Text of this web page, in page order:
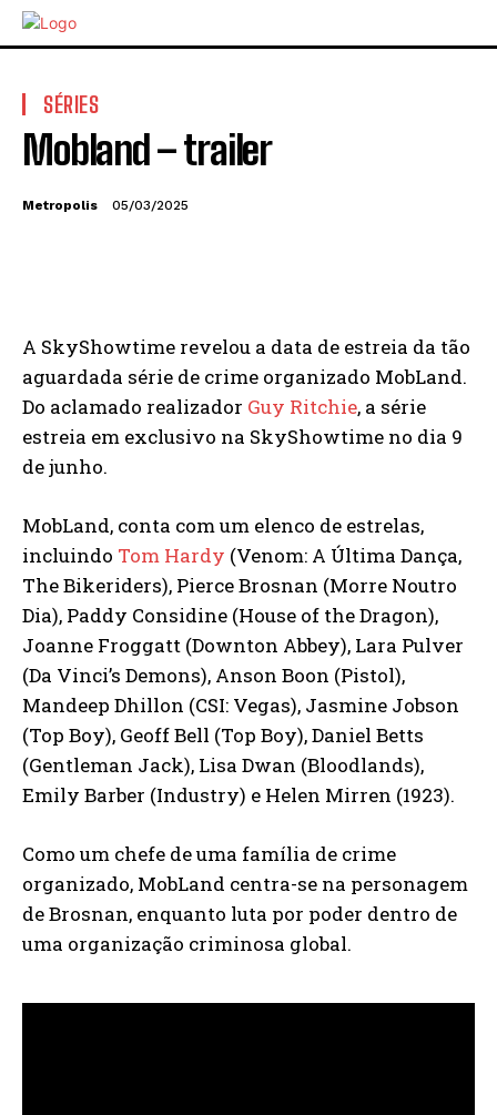
SÉRIES
Mobland – trailer
Metropolis 05/03/2025
A SkyShowtime revelou a data de estreia da tão
aguardada série de crime organizado MobLand.
Do aclamado realizador Guy Ritchie, a série
estreia em exclusivo na SkyShowtime no dia 9
de junho.
MobLand, conta com um elenco de estrelas,
incluindo Tom Hardy (Venom: A Última Dança,
The Bikeriders), Pierce Brosnan (Morre Noutro
Dia), Paddy Considine (House of the Dragon),
Joanne Froggatt (Downton Abbey), Lara Pulver
(Da Vinci’s Demons), Anson Boon (Pistol),
Mandeep Dhillon (CSI: Vegas), Jasmine Jobson
(Top Boy), Geoff Bell (Top Boy), Daniel Betts
(Gentleman Jack), Lisa Dwan (Bloodlands),
Emily Barber (Industry) e Helen Mirren (1923).
Como um chefe de uma família de crime
organizado, MobLand centra-se na personagem
de Brosnan, enquanto luta por poder dentro de
uma organização criminosa global.